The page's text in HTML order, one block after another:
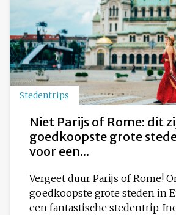
Stedentrips
Niet Parijs of Rome: dit
goedkoopste grote
voor een...
Vergeet duur Parijs of Rome!
goedkoopste grote steden in
een fantastische stedentrip.